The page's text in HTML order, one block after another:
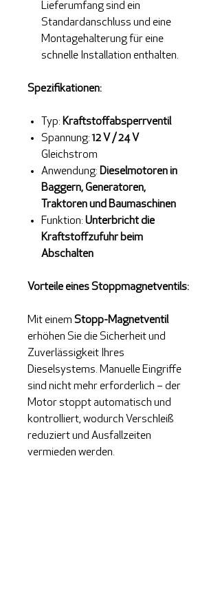
Lieferumfang sind ein
Standardanschluss und eine
Montagehalterung für eine
schnelle Installation enthalten.
Spezifikationen:
Typ: Kraftstoffabsperrventil
Spannung:12 V / 24 V
Gleichstrom
Anwendung: Dieselmotoren in
Baggern, Generatoren,
Traktoren und Baumaschinen
Funktion: Unterbricht die
Kraftstoffzufuhr beim
Abschalten
Vorteile eines Stoppmagnetventils:
Mit einem Stopp-Magnetventil
erhöhen Sie die Sicherheit und
Zuverlässigkeit Ihres
Dieselsystems. Manuelle Eingriffe
sind nicht mehr erforderlich – der
Motor stoppt automatisch und
kontrolliert, wodurch Verschleiß
reduziert und Ausfallzeiten
vermieden werden.